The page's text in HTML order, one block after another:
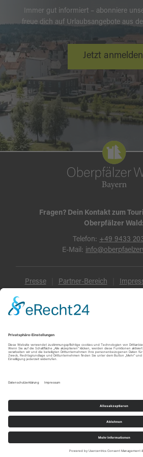
Pilgerschwerpunkten. Sie
Förderung des
dienen.
Der Pilgerweg ist ein
Jesus Bruderschaft
Zisterzienserinnen-Abtei
wird der Weg Teil des
Jerusalemweg.
Weitere Informationen
www.abtei-waldsassen.de
.
Immer gut informiert – abonniere
freue dich auf Urlaubsangebote aus
Jetzt
Fragen? Dein Kontakt zum
Oberpfälzer Wald:
Telefon: +49 9433
E-Mail:
Presse Partner-Bereich
Datenschutz
© Oberpfälzer Wald
Erlebnisse